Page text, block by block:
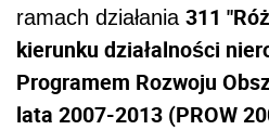
ramach działania 311
kierunku działalności
Programem Rozwoju
lata 2007-2013 (PROW